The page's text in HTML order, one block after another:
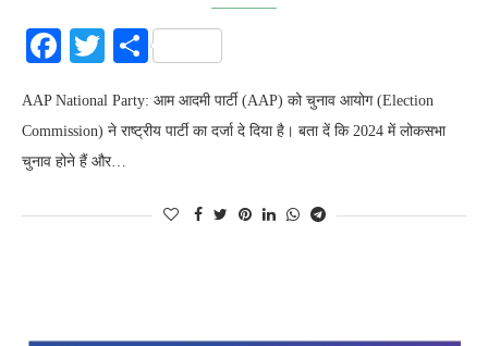
Facebook
Twitter
Share
AAP National Party: आम आदमी पार्टी (AAP) को चुनाव आयोग (Election
Commission) ने राष्ट्रीय पार्टी का दर्जा दे दिया है। बता दें कि 2024 में लोकसभा
चुनाव होने हैं और…